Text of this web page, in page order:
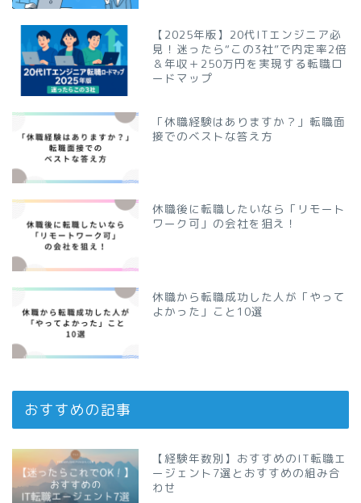
【2025年版】20代ITエンジニア必
見！迷ったら“この3社”で内定率2倍
＆年収＋250万円を実現する転職ロ
ードマップ
「休職経験はありますか？」転職面
接でのベストな答え方
休職後に転職したいなら「リモート
ワーク可」の会社を狙え！
休職から転職成功した人が「やって
よかった」こと10選
おすすめの記事
【経験年数別】おすすめのIT転職エ
ージェント7選とおすすめの組み合
わせ